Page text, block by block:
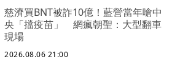
慈濟買BNT被詐10億！藍營當年嗆中
央「擋疫苗」 網瘋朝聖：大型翻車
現場
2026.08.06 21:00